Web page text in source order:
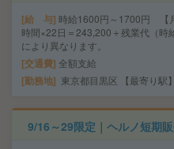
給 与 時給1600円～1700円 【
時間×22日＝243,200＋残業代（時
により異なります。
交通費 全額支給
勤務地 東京都目黒区 【最寄り駅
9/16～29限定｜ヘルノ短期